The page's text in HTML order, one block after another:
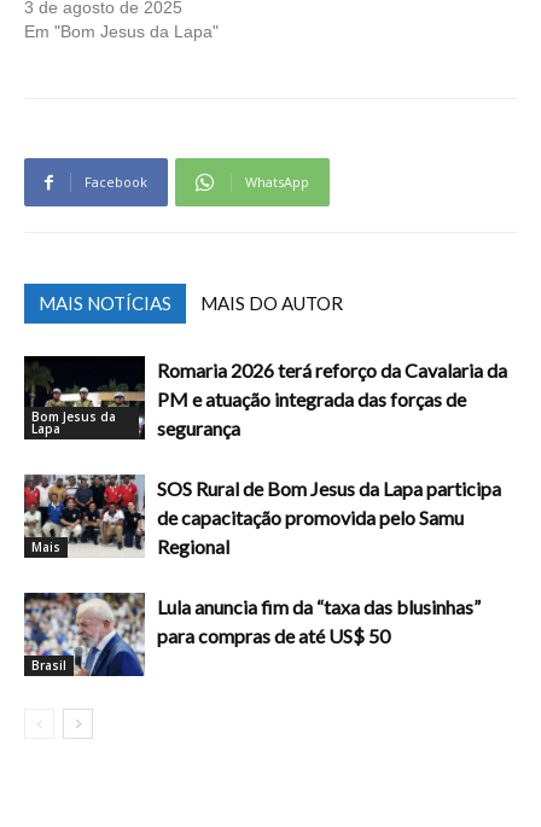
3 de agosto de 2025
Em "Bom Jesus da Lapa"
Facebook WhatsApp
MAIS NOTÍCIAS MAIS DO AUTOR
Bom Jesus da
Lapa
Romaria 2026 terá reforço da Cavalaria da
PM e atuação integrada das forças de
segurança
Mais
SOS Rural de Bom Jesus da Lapa participa
de capacitação promovida pelo Samu
Regional
Brasil
Lula anuncia fim da “taxa das blusinhas”
para compras de até US$ 50